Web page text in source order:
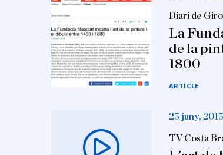
Diari de
La
de la
1800
ARTÍCLE
25 juny, 2015
TV Costa